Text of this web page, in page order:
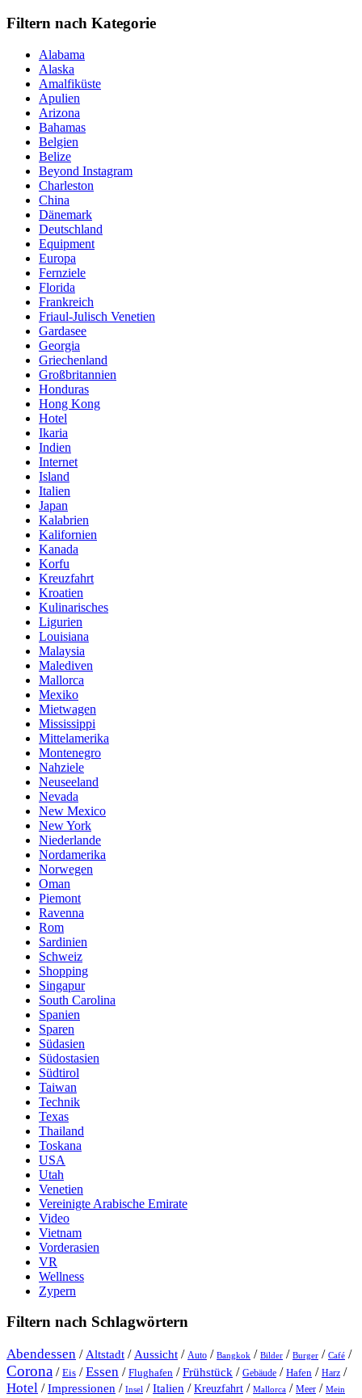
Filtern nach Kategorie
Alabama
Alaska
Amalfiküste
Apulien
Arizona
Bahamas
Belgien
Belize
Beyond Instagram
Charleston
China
Dänemark
Deutschland
Equipment
Europa
Fernziele
Florida
Frankreich
Friaul-Julisch Venetien
Gardasee
Georgia
Griechenland
Großbritannien
Honduras
Hong Kong
Hotel
Ikaria
Indien
Internet
Island
Italien
Japan
Kalabrien
Kalifornien
Kanada
Korfu
Kreuzfahrt
Kroatien
Kulinarisches
Ligurien
Louisiana
Malaysia
Malediven
Mallorca
Mexiko
Mietwagen
Mississippi
Mittelamerika
Montenegro
Nahziele
Neuseeland
Nevada
New Mexico
New York
Niederlande
Nordamerika
Norwegen
Oman
Piemont
Ravenna
Rom
Sardinien
Schweiz
Shopping
Singapur
South Carolina
Spanien
Sparen
Südasien
Südostasien
Südtirol
Taiwan
Technik
Texas
Thailand
Toskana
USA
Utah
Venetien
Vereinigte Arabische Emirate
Video
Vietnam
Vorderasien
VR
Wellness
Zypern
Filtern nach Schlagwörtern
Abendessen / Altstadt / Aussicht / Auto / Bangkok / Bilder / Burger / Café /
Corona / Eis /Essen / Flughafen /Frühstück / Gebäude / Hafen / Harz /
Hotel /Impressionen / Insel /Italien /Kreuzfahrt / Mallorca / Meer / Mein